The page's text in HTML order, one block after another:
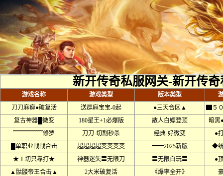
新开传奇私服网关-新开传
游戏名称 游戏类型 版本类型
刀刀麻痹●破复活
送群麻宝宝-0起 ●三天合区▲
▇５
复古神器█微变
180星王+1必爆版 散人白嫖登顶
暗黑
﹌﹌﹌﹌﹌修罗
刀刀·切割秒杀 经典·好微变
●
█单职业战战合击
超超超超变变变变 ━━2025新版
◆
★Ⅰ切只靠打★
神器迷失〓无限刀 〓无限白玩〓
●
▲骷髅帝王合击▲
2大米破复活 《爆率全开》